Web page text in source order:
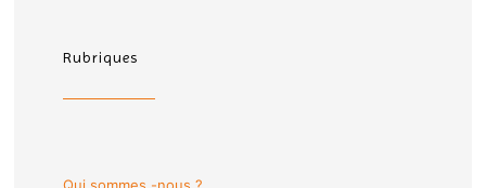
Rubriques
Qui sommes -nous ?